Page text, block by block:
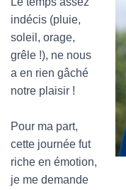
indécis (pluie,
soleil, orage,
grêle !), ne nous
a en rien gâché
notre plaisir !
Pour ma part,
cette journée fut
riche en émotion,
je me demande